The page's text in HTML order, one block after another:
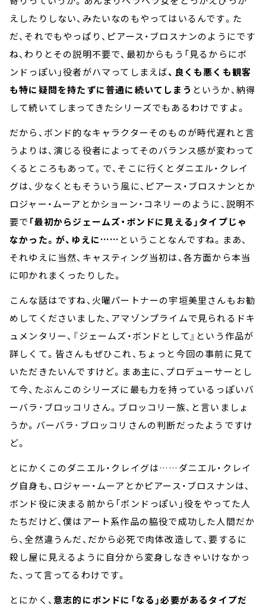
えしたりしない、みたいなのもやってはいるんです。た
だ、それでもやっぱり、ピアース・ブロスナンのようにです
ね、わりとその説明不要で、最初からもう「見るからにボ
ンドっぽい」役者がハマってしまえば、良くも悪くも観客
も特に疑問を持たずに普通に続いてしまう というか、納得
して続いてしまってきたシリーズでもあるわけですよ。
だから、ボンド的なキャラクターそのものが時代遅れと言
うよりは、演じる役者によってそのバランス感が変わって
くるところもあって。で、そこに行くとダニエル・クレイ
グは、少なくともそういう風に、ピアース・ブロスナンとか
ロジャー・ムーアとかショーン・コネリーのように、説明不
要で 「最初からジェームズ・ボンドに見える」タイプじゃ
なかった。が、ゆえに…… ということなんですね。まあ、
それゆえに当然、キャスティング当初は、各方面から本当
に叩かれまくったりした。
こんな話はですね、火曜パートナーの宇垣美里さんもお勧
めしてくださいました、アマゾンプライムで見られるドキ
ュメンタリー、『ジェームズ・ボンドとして』という作品が
詳しくて。皆さんもぜひこれ、ちょっと今回の事前に見て
いただきたいんですけど。まあ主に、プロデューサーとし
て今、たぶんこのシリーズに最も力を持っているっぽいバ
ーバラ･ブロッコリさん。ブロッコリ一族、と言いましょ
うか。バーバラ･ブロッコリさんの判断だったようですけ
ど。
とにかくこのダニエル・クレイグは……ダニエル・クレイ
グ自身も、ロジャー・ムーアとかピアース・ブロスナンは、
ボンド役に決まる前から「ボンドっぽい」役をやってた人
たちだけど、僕はアート系作品の脇役で成功した人間だか
ら、全然違うんだ、だから必死で肉体改造して、要するに
殺し屋に見えるように自分から変身しなきゃいけなかっ
た、って言ってるわけです。
とにかく、意志的にボンドに「なる」必要があるタイプだ